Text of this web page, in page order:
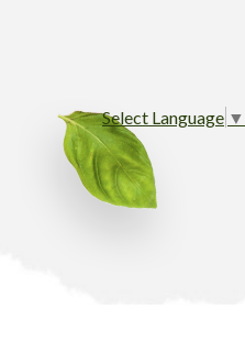
Select Language ▼